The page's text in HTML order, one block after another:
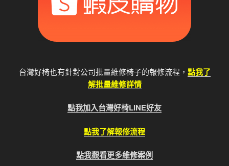
台灣好椅也有針對公司批量維修椅子的報修流程， 點我了
解批量維修詳情
點我加入台灣好椅LINE好友
點我了解報修流程
點我觀看更多維修案例